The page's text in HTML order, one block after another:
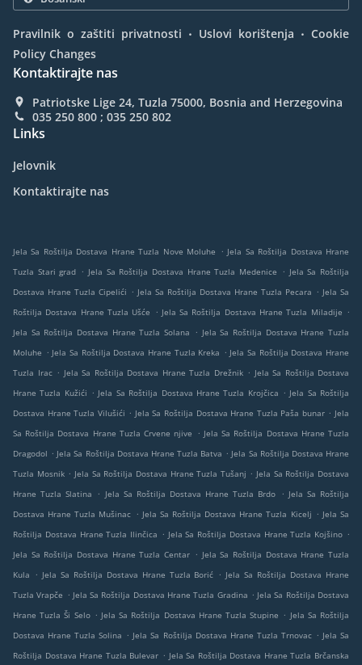
Pravilnik o zaštiti privatnosti . Uslovi korištenja . Cookie
Policy Changes
Kontaktirajte nas
Patriotske Lige 24, Tuzla 75000, Bosnia and Herzegovina
035 250 800 ; 035 250 802
Links
Jelovnik
Kontaktirajte nas
Jela Sa Roštilja Dostava Hrane Tuzla Nove Moluhe . Jela Sa Roštilja Dostava Hrane
Tuzla Stari grad . Jela Sa Roštilja Dostava Hrane Tuzla Medenice . Jela Sa Roštilja
Dostava Hrane Tuzla Cipelići . Jela Sa Roštilja Dostava Hrane Tuzla Pecara . Jela Sa
Roštilja Dostava Hrane Tuzla Ušće
. Jela Sa Roštilja Dostava Hrane Tuzla Miladije .
Jela Sa Roštilja Dostava Hrane Tuzla Solana
. Jela Sa Roštilja Dostava Hrane Tuzla
Moluhe . Jela Sa Roštilja Dostava Hrane Tuzla Kreka . Jela Sa Roštilja Dostava Hrane
Tuzla Irac . Jela Sa Roštilja Dostava Hrane Tuzla Drežnik . Jela Sa Roštilja Dostava
Hrane Tuzla Kužići . Jela Sa Roštilja Dostava Hrane Tuzla Krojčica . Jela Sa Roštilja
Dostava Hrane Tuzla Vilušići . Jela Sa Roštilja Dostava Hrane Tuzla Paša bunar . Jela
Sa Roštilja Dostava Hrane Tuzla Crvene njive
. Jela Sa Roštilja Dostava Hrane Tuzla
Dragodol . Jela Sa Roštilja Dostava Hrane Tuzla Batva . Jela Sa Roštilja Dostava Hrane
Tuzla Mosnik . Jela Sa Roštilja Dostava Hrane Tuzla Tušanj . Jela Sa Roštilja Dostava
Hrane Tuzla Slatina
. Jela Sa Roštilja Dostava Hrane Tuzla Brdo . Jela Sa Roštilja
Dostava Hrane Tuzla Mušinac . Jela Sa Roštilja Dostava Hrane Tuzla Kicelj . Jela Sa
Roštilja Dostava Hrane Tuzla Ilinčica . Jela Sa Roštilja Dostava Hrane Tuzla Kojšino .
Jela Sa Roštilja Dostava Hrane Tuzla Centar . Jela Sa Roštilja Dostava Hrane Tuzla
Kula
. Jela Sa Roštilja Dostava Hrane Tuzla Borić . Jela Sa Roštilja Dostava Hrane
Tuzla Vrapče . Jela Sa Roštilja Dostava Hrane Tuzla Gradina . Jela Sa Roštilja Dostava
Hrane Tuzla Ši Selo . Jela Sa Roštilja Dostava Hrane Tuzla Stupine . Jela Sa Roštilja
Dostava Hrane Tuzla Solina . Jela Sa Roštilja Dostava Hrane Tuzla Trnovac . Jela Sa
Roštilja Dostava Hrane Tuzla Bulevar . Jela Sa Roštilja Dostava Hrane Tuzla Brčanska